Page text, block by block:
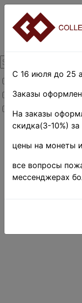
Товары со скидкой
Товары в наличии
Новинки
С 16 июля до 25
Заказы
На заказы
скидка(3-10%)
цены на монеты
все вопросы
мессенджерах